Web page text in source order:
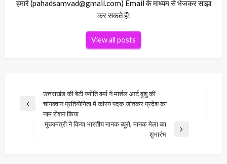
हमारे (pahadsamvad@gmail.com) Email के माध्यम से भेजकर साझा
कर सकते हैं!
View all posts
navigation
Previous
उत्तराखंड की बेटी ज्योति वर्मा ने मार्शल आर्ट वूशु की
चांगक्वान प्रतियोगिता में कांस्य पदक जीतकर प्रदेश का
नाम रोशन किया
मुख्यमंत्री ने किया भारतीय मानक ब्यूरो, मानक मेला का
शुभारंभ